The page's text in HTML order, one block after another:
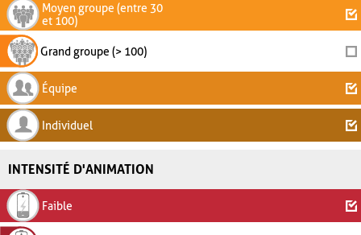
Moyen groupe (entre 30
et 100)
Grand groupe (> 100)
Équipe
Individuel
INTENSITÉ D'ANIMATION
Faible